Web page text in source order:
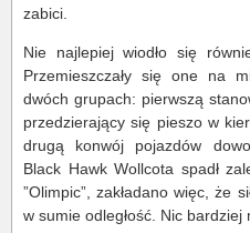
zabici.
Nie najlepiej wiodło się
Przemieszczały się one na
dwóch grupach: pierwszą
przedzierający się pieszo w
drugą konwój pojazdów
Black Hawk Wollcota spadł
”Olimpic”, zakładano więc, że
w sumie odległość. Nic bardziej